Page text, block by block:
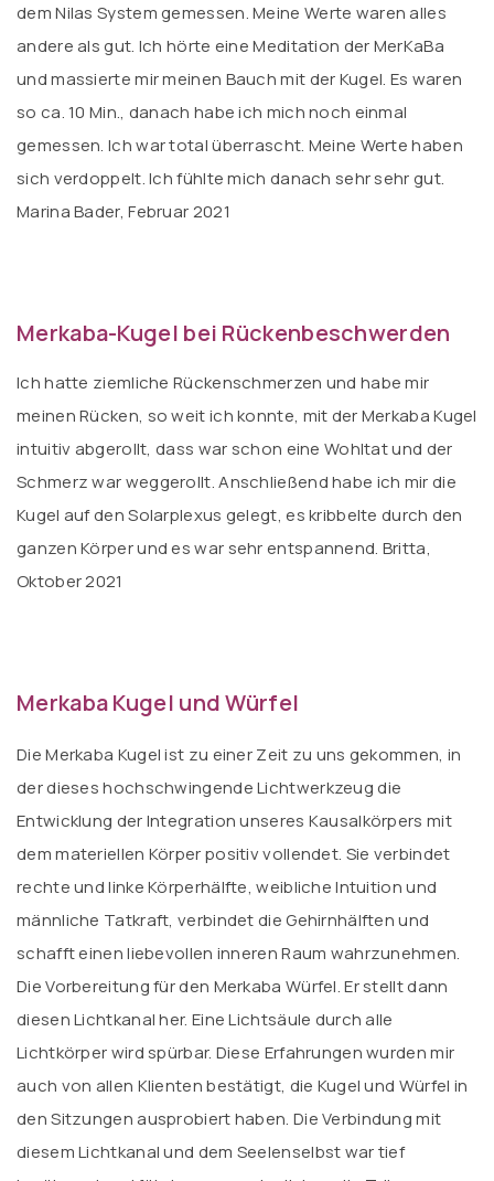
dem Nilas System gemessen. Meine Werte waren alles
andere als gut. Ich hörte eine Meditation der MerKaBa
und massierte mir meinen Bauch mit der Kugel. Es waren
so ca. 10 Min., danach habe ich mich noch einmal
gemessen. Ich war total überrascht. Meine Werte haben
sich verdoppelt. Ich fühlte mich danach sehr sehr gut.
Marina Bader, Februar 2021
Merkaba-Kugel bei Rückenbeschwerden
Ich hatte ziemliche Rückenschmerzen und habe mir
meinen Rücken, so weit ich konnte, mit der Merkaba Kugel
intuitiv abgerollt, dass war schon eine Wohltat und der
Schmerz war weggerollt. Anschließend habe ich mir die
Kugel auf den Solarplexus gelegt, es kribbelte durch den
ganzen Körper und es war sehr entspannend. Britta,
Oktober 2021
Merkaba Kugel und Würfel
Die Merkaba Kugel ist zu einer Zeit zu uns gekommen, in
der dieses hochschwingende Lichtwerkzeug die
Entwicklung der Integration unseres Kausalkörpers mit
dem materiellen Körper positiv vollendet. Sie verbindet
rechte und linke Körperhälfte, weibliche Intuition und
männliche Tatkraft, verbindet die Gehirnhälften und
schafft einen liebevollen inneren Raum wahrzunehmen.
Die Vorbereitung für den Merkaba Würfel. Er stellt dann
diesen Lichtkanal her. Eine Lichtsäule durch alle
Lichtkörper wird spürbar. Diese Erfahrungen wurden mir
auch von allen Klienten bestätigt, die Kugel und Würfel in
den Sitzungen ausprobiert haben. Die Verbindung mit
diesem Lichtkanal und dem Seelenselbst war tief